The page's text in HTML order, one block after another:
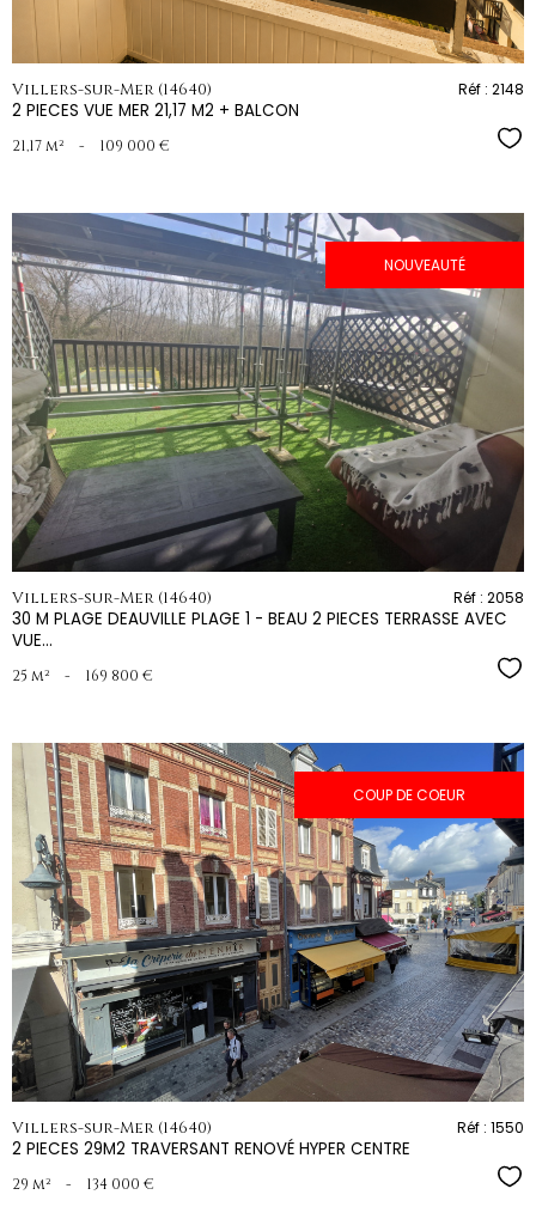
Villers-sur-Mer (14640)
2 PIECES VUE MER 21,17 M2 + BALCON
Réf : 2148
21,17 m² - 109 000 €
NOUVEAUTÉ
voir le
bien
Villers-sur-Mer (14640)
30 M PLAGE DEAUVILLE PLAGE 1 - BEAU 2 PIECES TERRASSE AVEC
VUE...
Réf : 2058
25 m² - 169 800 €
COUP DE COEUR
voir le
bien
Villers-sur-Mer (14640)
2 PIECES 29M2 TRAVERSANT RENOVÉ HYPER CENTRE
Réf : 1550
29 m² - 134 000 €